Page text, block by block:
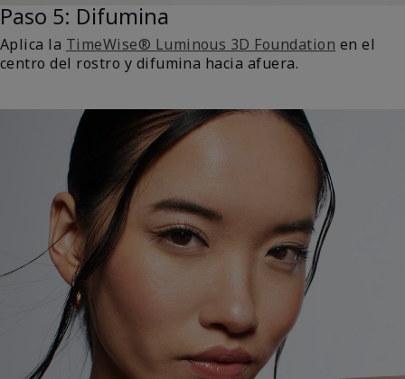
Paso 5: Difumina
Aplica la TimeWise® Luminous 3D Foundation en el
centro del rostro y difumina hacia afuera.